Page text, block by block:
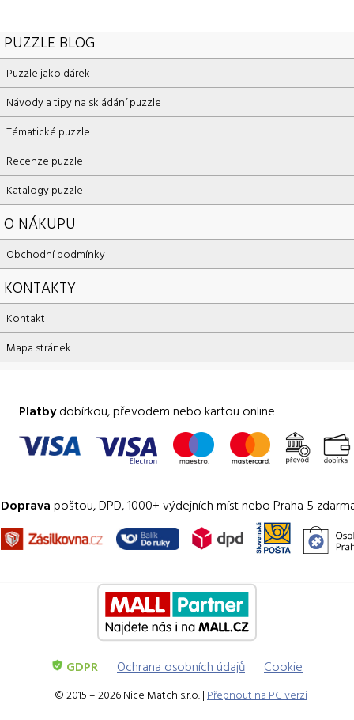
PUZZLE BLOG
Puzzle jako dárek
Návody a tipy na skládání puzzle
Tématické puzzle
Recenze puzzle
Katalogy puzzle
O NÁKUPU
Obchodní podmínky
KONTAKTY
Kontakt
Mapa stránek
Platbydobírkou, převodem nebo kartou online
Doprava poštou, DPD, 1000+ výdejních míst nebo Praha 5
GDPR Ochrana osobních údajů Cookie
© 2015 – 2026 Nice Match s.r.o. | Přepnout na PC verzi